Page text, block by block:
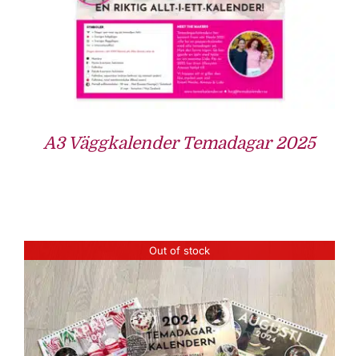
A3 Väggkalender Temadagar 2025
Out of stock